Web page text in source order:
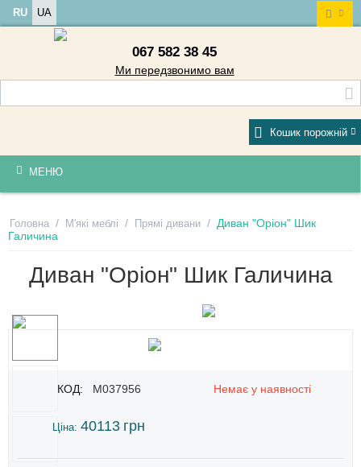
RU UA
067 582 38 45
Ми передзвонимо вам
Кошик порожній
МЕНЮ
Головна / М'які меблі / Прямі дивани / Диван "Оріон" Шик
Галичина
Диван "Оріон" Шик Галичина
КОД: M037956 Немає у наявності
Ціна: 40113 грн